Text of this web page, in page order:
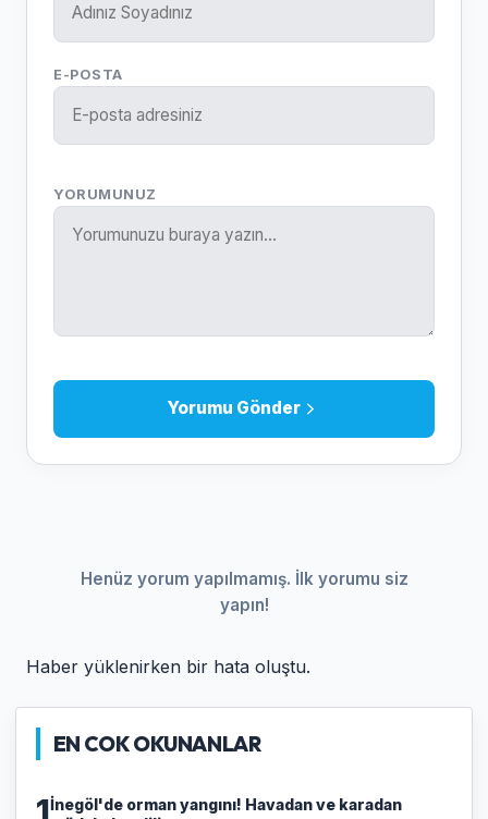
E-POSTA
YORUMUNUZ
Yorumu Gönder
Henüz yorum yapılmamış. İlk yorumu siz
yapın!
Haber yüklenirken bir hata oluştu.
EN COK OKUNANLAR
İnegöl'de orman yangını! Havadan ve karadan